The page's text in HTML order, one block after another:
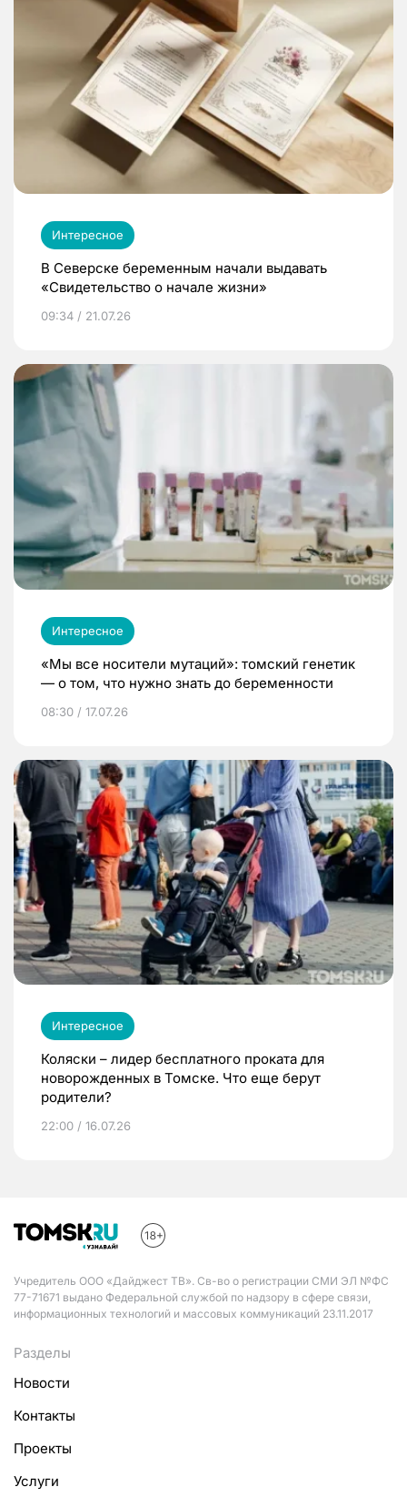
Интересное
В Северске беременным начали выдавать
«Свидетельство о начале жизни»
09:34 / 21.07.26
Интересное
«Мы все носители мутаций»: томский генетик
— о том, что нужно знать до беременности
08:30 / 17.07.26
Интересное
Коляски – лидер бесплатного проката для
новорожденных в Томске. Что еще берут
родители?
22:00 / 16.07.26
Учредитель ООО «Дайджест ТВ». Св-во о регистрации СМИ ЭЛ №ФС
77-71671 выдано Федеральной службой по надзору в сфере связи,
информационных технологий и массовых коммуникаций 23.11.2017
Разделы
Новости
Контакты
Проекты
Услуги